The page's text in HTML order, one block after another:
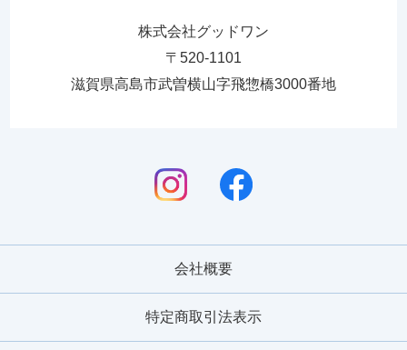
株式会社グッドワン
〒520-1101
滋賀県高島市武曽横山字飛惣橋3000番地
会社概要
特定商取引法表示